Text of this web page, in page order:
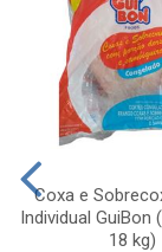
Coxa e
Individual GuiBon
18 kg)